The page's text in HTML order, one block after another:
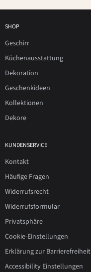
SHOP
Geschirr
Küchenausstattung
Dekoration
Geschenkideen
Kollektionen
Dekore
KUNDENSERVICE
Kontakt
Häufige Fragen
Widerrufsrecht
Widerrufsformular
Privatsphäre
Cookie-Einstellungen
Erklärung zur Barrierefreiheit
Accessibility Einstellungen